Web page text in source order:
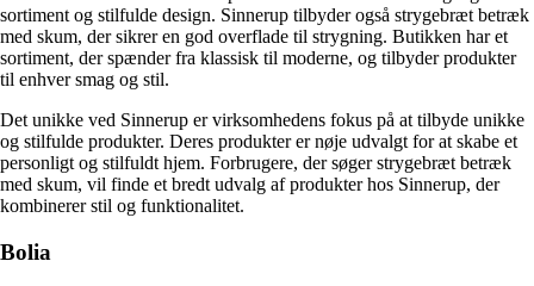
sortiment og stilfulde design. Sinnerup tilbyder også strygebræt betræk
med skum, der sikrer en god overflade til strygning. Butikken har et
sortiment, der spænder fra klassisk til moderne, og tilbyder produkter
til enhver smag og stil.
Det unikke ved Sinnerup er virksomhedens fokus på at tilbyde unikke
og stilfulde produkter. Deres produkter er nøje udvalgt for at skabe et
personligt og stilfuldt hjem. Forbrugere, der søger strygebræt betræk
med skum, vil finde et bredt udvalg af produkter hos Sinnerup, der
kombinerer stil og funktionalitet.
Bolia